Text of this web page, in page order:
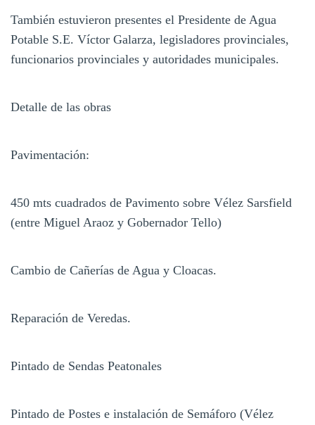
También estuvieron presentes el Presidente de Agua
Potable S.E. Víctor Galarza, legisladores provinciales,
funcionarios provinciales y autoridades municipales.
Detalle de las obras
Pavimentación:
450 mts cuadrados de Pavimento sobre Vélez Sarsfield
(entre Miguel Araoz y Gobernador Tello)
Cambio de Cañerías de Agua y Cloacas.
Reparación de Veredas.
Pintado de Sendas Peatonales
Pintado de Postes e instalación de Semáforo (Vélez